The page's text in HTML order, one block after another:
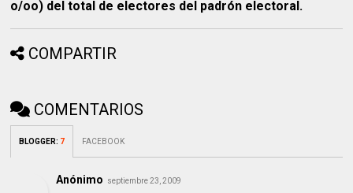
o/oo) del total de electores del padrón electoral.
COMPARTIR
COMENTARIOS
BLOGGER: 7 FACEBOOK
Anónimo septiembre 23, 2009